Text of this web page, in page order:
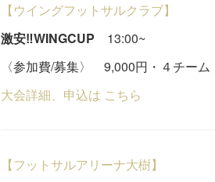
【ウイングフットサルクラブ】
激安‼WINGCUP 13:00~
〈参加費/募集〉 9,000円・４チーム
大会詳細、申込は こちら
【フットサルアリーナ大樹】